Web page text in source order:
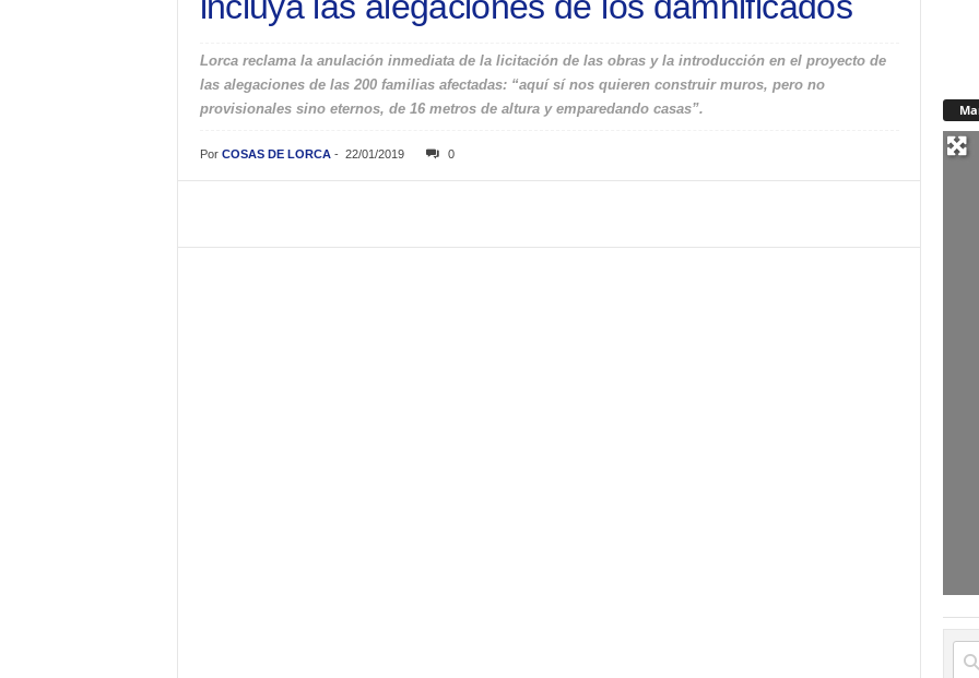
Lorca reclama la anulación inmediata de la licitación de las obras y la introducción en el proyecto de
las alegaciones de las 200 familias afectadas: “aquí sí nos quieren construir muros, pero no
provisionales sino eternos, de 16 metros de altura y emparedando casas”.
Por COSAS DE LORCA- 22/01/2019 0